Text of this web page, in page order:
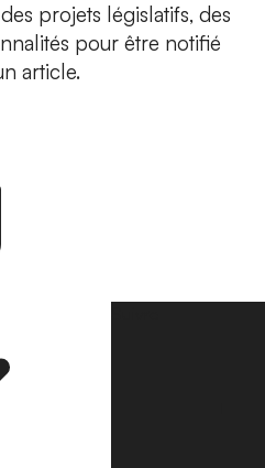
projets législatifs, des
pour être notifié
article.